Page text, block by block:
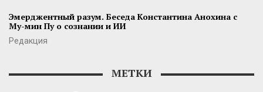
Эмерджентный разум. Беседа Константина Анохина с
Му-мин Пу о сознании и ИИ
Редакция
МЕТКИ